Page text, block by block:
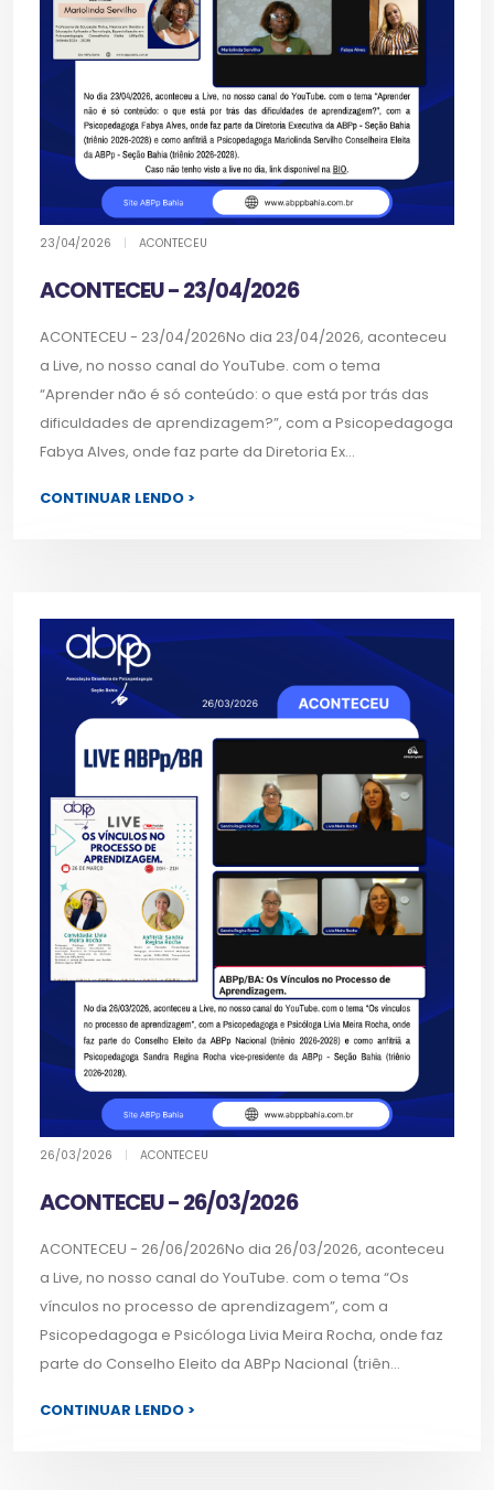
23/04/2026 ACONTECEU
ACONTECEU - 23/04/2026
ACONTECEU - 23/04/2026No dia 23/04/2026, aconteceu
a Live, no nosso canal do YouTube. com o tema
“Aprender não é só conteúdo: o que está por trás das
dificuldades de aprendizagem?”, com a Psicopedagoga
Fabya Alves, onde faz parte da Diretoria Ex...
CONTINUAR LENDO >
26/03/2026 ACONTECEU
ACONTECEU - 26/03/2026
ACONTECEU - 26/06/2026No dia 26/03/2026, aconteceu
a Live, no nosso canal do YouTube. com o tema “Os
vínculos no processo de aprendizagem”, com a
Psicopedagoga e Psicóloga Livia Meira Rocha, onde faz
parte do Conselho Eleito da ABPp Nacional (triên...
CONTINUAR LENDO >